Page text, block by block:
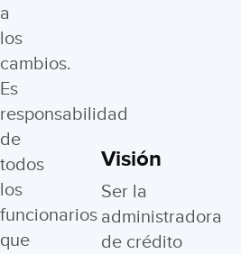
a
los
cambios.
Es
responsabilidad
de
todos
los
funcionarios
que
Visión
Ser la
administradora
de crédito